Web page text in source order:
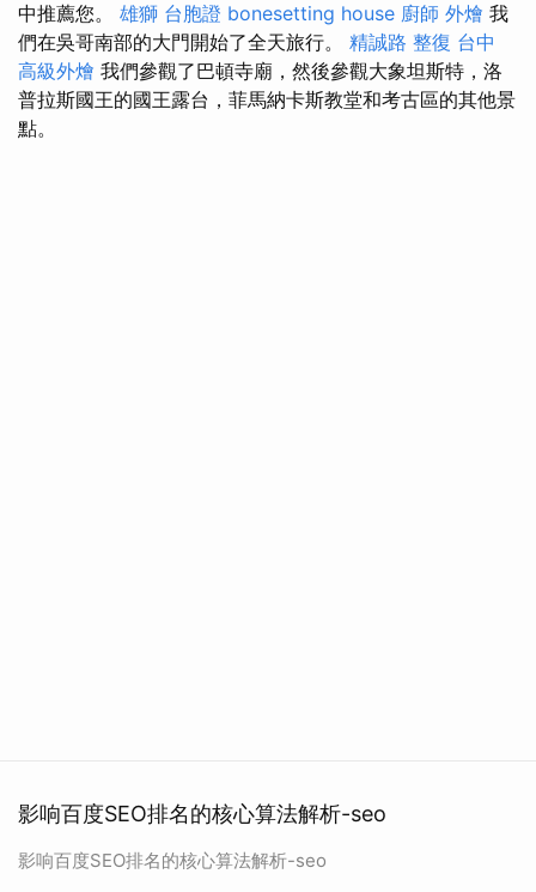
中推薦您。 雄獅 台胞證 bonesetting house 廚師 外燴 我
們在吳哥南部的大門開始了全天旅行。 精誠路 整復 台中
高級外燴 我們參觀了巴頓寺廟，然後參觀大象坦斯特，洛
普拉斯國王的國王露台，菲馬納卡斯教堂和考古區的其他景
點。
影响百度SEO排名的核心算法解析-seo
影响百度SEO排名的核心算法解析-seo